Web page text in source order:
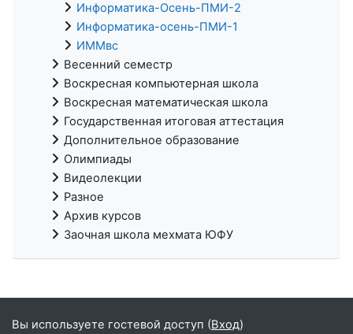
Информатика-Осень-ПМИ-2
Информатика-осень-ПМИ-1
ИММвс
Весенний семестр
Воскресная компьютерная школа
Воскресная математическая школа
Государственная итоговая аттестация
Дополнительное образование
Олимпиады
Видеолекции
Разное
Архив курсов
Заочная школа мехмата ЮФУ
Вы используете гостевой доступ (Вход)